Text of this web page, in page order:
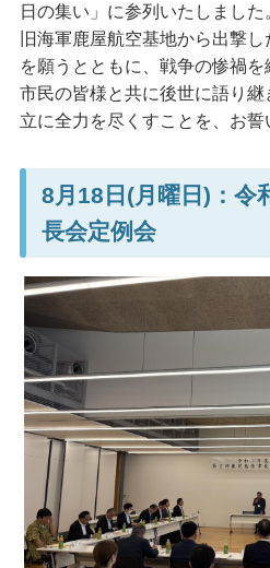
日の集い」に参列いたしました
旧海軍鹿屋航空基地から出撃
を願うとともに、戦争の惨禍
市民の皆様と共に後世に語り
立に全力を尽くすことを、お誓
8月18日(月曜日)：令
長会定例会